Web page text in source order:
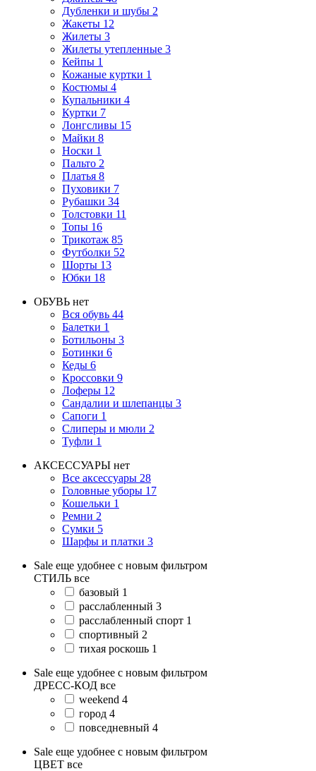
Дубленки и шубы 2
Жакеты 12
Жилеты 3
Жилеты утепленные 3
Кейпы 1
Кожаные куртки 1
Костюмы 4
Купальники 4
Куртки 7
Лонгсливы 15
Майки 8
Носки 1
Пальто 2
Платья 8
Пуховики 7
Рубашки 34
Толстовки 11
Топы 16
Трикотаж 85
Футболки 52
Шорты 13
Юбки 18
ОБУВЬ нет
Вся обувь 44
Балетки 1
Ботильоны 3
Ботинки 6
Кеды 6
Кроссовки 9
Лоферы 12
Сандалии и шлепанцы 3
Сапоги 1
Слиперы и мюли 2
Туфли 1
АКСЕССУАРЫ нет
Все аксессуары 28
Головные уборы 17
Кошельки 1
Ремни 2
Сумки 5
Шарфы и платки 3
Sale еще удобнее с новым фильтром
СТИЛЬ все
базовый 1
расслабленный 3
расслабленный спорт 1
спортивный 2
тихая роскошь 1
Sale еще удобнее с новым фильтром
ДРЕСС-КОД все
weekend 4
город 4
повседневный 4
Sale еще удобнее с новым фильтром
ЦВЕТ все